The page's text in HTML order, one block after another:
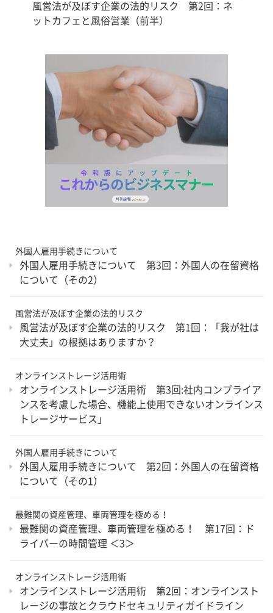
風営法が及ぼす企業の法的リスク 第2回：ネ
ットカフェと風俗営業（前半）
外国人雇用手続きについて
外国人雇用手続きについて 第3回：外国人の在留資格
について（その2）
風営法が及ぼす企業の法的リスク
風営法が及ぼす企業の法的リスク 第1回：「我が社は
大丈夫」の根拠はありますか？
オンラインストレージ活用術
オンラインストレージ活用術 第3回:社内コンプライア
ンスを考慮した場合、機能上使用できないオンラインス
トレージサービス」
外国人雇用手続きについて
外国人雇用手続きについて 第2回：外国人の在留資格
について（その1）
最難関の資産管理、車両管理を極める！
最難関の資産管理、車両管理を極める！ 第17回：ド
ライバーの時間管理 ＜3＞
オンラインストレージ活用術
オンラインストレージ活用術 第2回：オンラインスト
レージの事故とクラウドセキュリティガイドライン